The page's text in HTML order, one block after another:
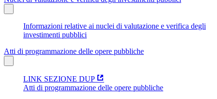
Informazioni relative ai nuclei di valutazione e verifica degli
investimenti pubblici
Atti di programmazione delle opere pubbliche
LINK SEZIONE DUP
Atti di programmazione delle opere pubbliche